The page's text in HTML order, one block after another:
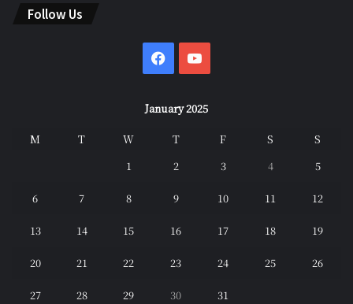
Follow Us
Facebook
January 2025
M T W T F S
S
1
2 3 4 5
6 7 8 9 10 11 12
13 14 15 16 17 18 19
20 21 22 23 24 25 26
27 28 29 30 31